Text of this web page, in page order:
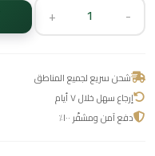
-
+
شحن سريع لجميع المناطق
إرجاع سهل خلال ٧ أيام
دفع آمن ومشفّر ١٠٠٪